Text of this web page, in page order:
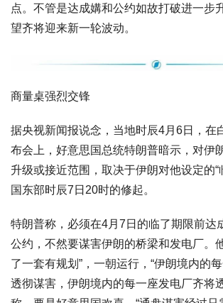
点。不管是达成媾和公约如故打破进一步
望齐将迎来新一轮波动。
商量桌强烈交锋
据央视新闻报说念，当地时辰4月6日，在
布会上，好意思国总统特朗普暗示，对伊
升级或接近范围，取决于伊朗对他设定的“
国东部时辰7日20时的修起。
特朗普称，必须在4月7日的临了期限前达
公约，不然要谋害伊朗的桥梁和发电厂。
了一套有规划”，一朝运行，“伊朗境内的
透彻谋害，伊朗境内的每一座发电厂齐将